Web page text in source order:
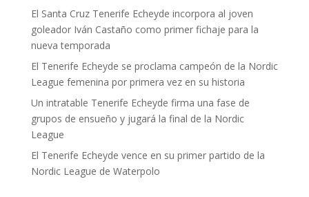
El Santa Cruz Tenerife Echeyde incorpora al joven
goleador Iván Castaño como primer fichaje para la
nueva temporada
El Tenerife Echeyde se proclama campeón de la Nordic
League femenina por primera vez en su historia
Un intratable Tenerife Echeyde firma una fase de
grupos de ensueño y jugará la final de la Nordic
League
El Tenerife Echeyde vence en su primer partido de la
Nordic League de Waterpolo